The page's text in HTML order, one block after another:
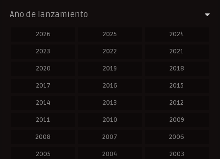
Año de lanzamiento
2026 2025 2024
2023 2022 2021
2020 2019 2018
2017 2016 2015
2014 2013 2012
2011 2010 2009
2008 2007 2006
2005 2004 2003